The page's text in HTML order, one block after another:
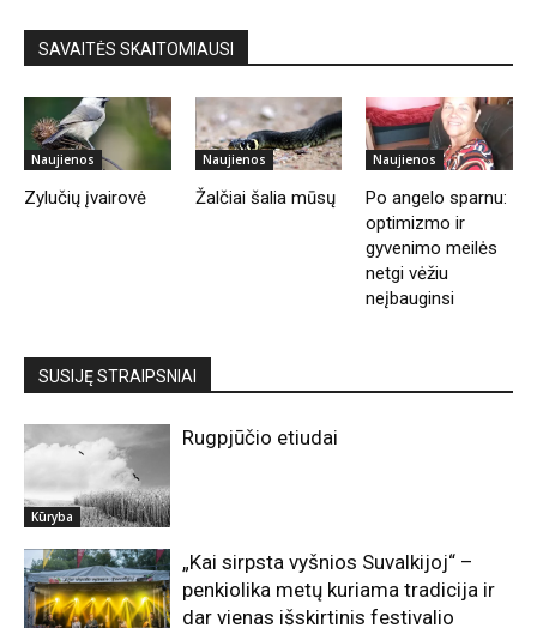
SAVAITĖS SKAITOMIAUSI
Naujienos
Zylučių įvairovė
Naujienos
Žalčiai šalia mūsų
Naujienos
Po angelo sparnu:
optimizmo ir
gyvenimo meilės
netgi vėžiu
neįbauginsi
SUSIJĘ STRAIPSNIAI
Kūryba
Rugpjūčio etiudai
„Kai sirpsta vyšnios Suvalkijoj“ –
penkiolika metų kuriama tradicija ir
dar vienas išskirtinis festivalio